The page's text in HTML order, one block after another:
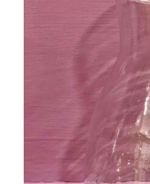
DETALLES